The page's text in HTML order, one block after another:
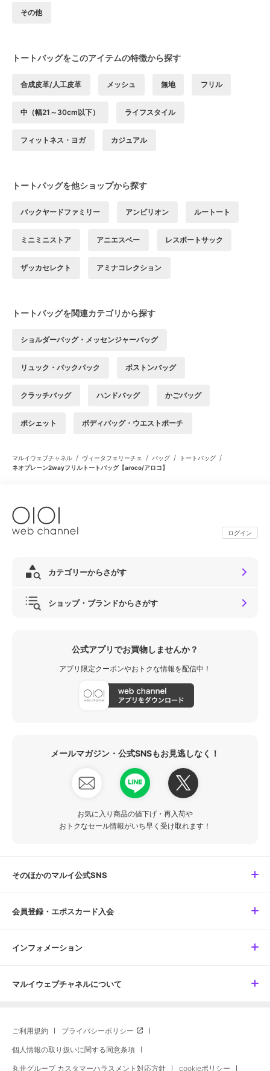
その他
トートバッグをこのアイテムの特徴から探す
合成皮革/人工皮革 メッシュ 無地 フリル
中（幅21～30cm以下） ライフスタイル
フィットネス・ヨガ カジュアル
トートバッグを他ショップから探す
バックヤードファミリー アンビリオン ルートート
ミニミニストア アニエスベー レスポートサック
ザッカセレクト アミナコレクション
トートバッグを関連カテゴリから探す
ショルダーバッグ・メッセンジャーバッグ
リュック・バックパック ボストンバッグ
クラッチバッグ ハンドバッグ かごバッグ
ポシェット ボディバッグ・ウエストポーチ
マルイウェブチャネル / ヴィータフェリーチェ / バッグ / トートバッグ /
ネオプレーン2wayフリルトートバッグ【aroco/アロコ】
ログイン
カテゴリーからさがす
ショップ・ブランドからさがす
公式アプリでお買物しませんか？
アプリ限定クーポンやおトクな情報を配信中！
メールマガジン・公式SNSもお見逃しなく！
お気に入り商品の値下げ・再入荷や
おトクなセール情報がいち早く受け取れます！
そのほかのマルイ公式SNS
会員登録・エポスカード入会
インフォメーション
マルイウェブチャネルについて
ご利用規約 プライバシーポリシー
個人情報の取り扱いに関する同意条項
丸井グループ カスタマーハラスメント対応方針 cookieポリシー